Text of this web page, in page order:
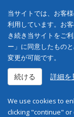
当サイトでは、お客
利用しています。お
き続き当サイトをご
ー」に同意したもの
変更が可能です。
続ける 詳細を
We use cookies to
clicking "continue"